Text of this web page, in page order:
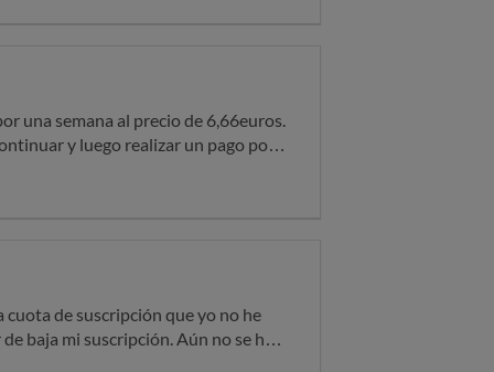
engañosa y de ninguna manera
una semana al precio de 6,66euros.
y luego realizar un pago por
ID de incidencia y que ya se
me quedé más tranquila dándome
baja mi suscripción. Aún no se han